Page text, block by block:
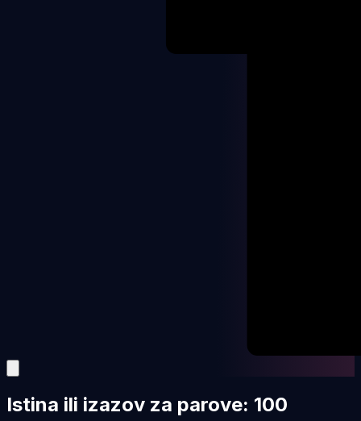
Istina ili izazov za parove: 100